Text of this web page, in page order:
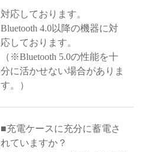
対応しております。
Bluetooth 4.0以降の機器に対
応しております。
（※Bluetooth 5.0の性能を十
分に活かせない場合がありま
す。）
■充電ケースに充分に蓄電さ
れていますか？